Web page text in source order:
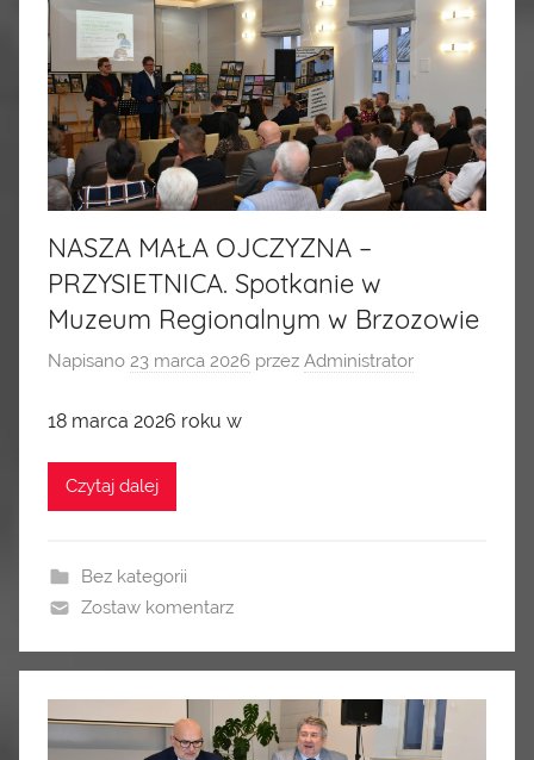
NASZA MAŁA OJCZYZNA –
PRZYSIETNICA. Spotkanie w
Muzeum Regionalnym w Brzozowie
Napisano 23 marca 2026 przez Administrator
18 marca 2026 roku w
Czytaj dalej
Bez kategorii
Zostaw komentarz